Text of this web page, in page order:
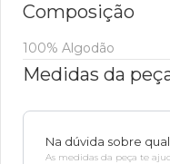
Composição
100% Algodão
Medidas da
Na dúvida sobre
As medidas da peça te